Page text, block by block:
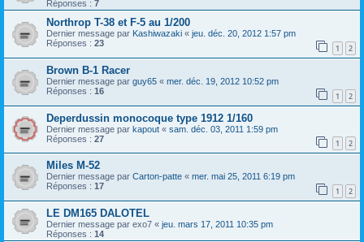
Réponses : 7
Northrop T-38 et F-5 au 1/200
Dernier message par Kashiwazaki « jeu. déc. 20, 2012 1:57 pm
Réponses : 23 1 2
Brown B-1 Racer
Dernier message par guy65 « mer. déc. 19, 2012 10:52 pm
Réponses : 16 1 2
Deperdussin monocoque type 1912 1/160
Dernier message par kapout « sam. déc. 03, 2011 1:59 pm
Réponses : 27 1 2
Miles M-52
Dernier message par Carton-patte « mer. mai 25, 2011 6:19 pm
Réponses : 17 1 2
LE DM165 DALOTEL
Dernier message par exo7 « jeu. mars 17, 2011 10:35 pm
Réponses : 14